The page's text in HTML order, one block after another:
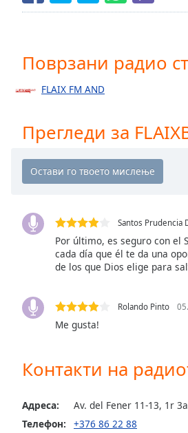
Chapters
Descriptions
descriptions
off,
Subtitles
subtitles
settings ,
subtitles
settings
dialog
selected
Audio
Track
Поврзани радио
FLAIX FM AND
Прегледи за
Santos Prudencia
Por último, es seguro con el
cada día que él te da una
de los que Dios elige para
Rolando Pinto
Me gusta!
Контакти на
Адреса:
Av. del Fener 11-13, 1r
Телефон:
+376 86 22 88